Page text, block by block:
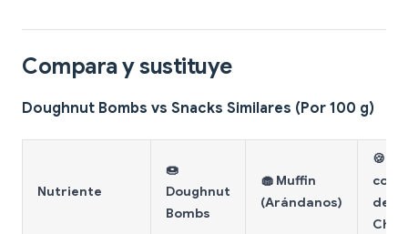
Compara y sustituye
Doughnut Bombs vs Snacks Similares (Por 100 g)
Nutriente
🍩
Doughnut
Bombs
🧁 Muffin
(Arándanos)
🍪
con
de